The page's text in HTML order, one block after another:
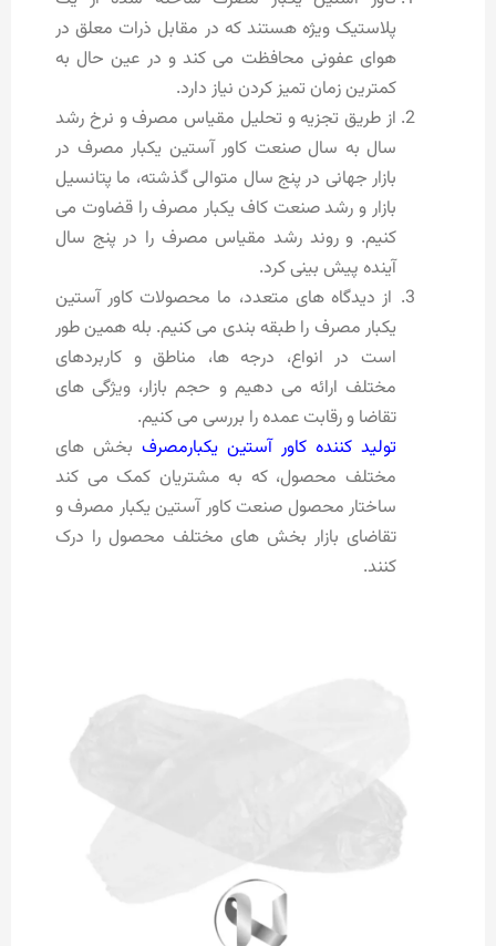
پلاستیک ویژه هستند که در مقابل ذرات معلق در
هوای عفونی محافظت می کند و در عین حال به
کمترین زمان تمیز کردن نیاز دارد.
از طریق تجزیه و تحلیل مقیاس مصرف و نرخ رشد
سال به سال صنعت کاور آستین یکبار مصرف در
بازار جهانی در پنج سال متوالی گذشته، ما پتانسیل
بازار و رشد صنعت کاف یکبار مصرف را قضاوت می
کنیم. و روند رشد مقیاس مصرف را در پنج سال
آینده پیش بینی کرد.
از دیدگاه های متعدد، ما محصولات کاور آستین
یکبار مصرف را طبقه بندی می کنیم. بله همین طور
است در انواع، درجه ها، مناطق و کاربردهای
مختلف ارائه می دهیم و حجم بازار، ویژگی های
تقاضا و رقابت عمده را بررسی می کنیم.
تولید کننده کاور آستین یکبارمصرف بخش های
مختلف محصول، که به مشتریان کمک می کند
ساختار محصول صنعت کاور آستین یکبار مصرف و
تقاضای بازار بخش های مختلف محصول را درک
کنند.